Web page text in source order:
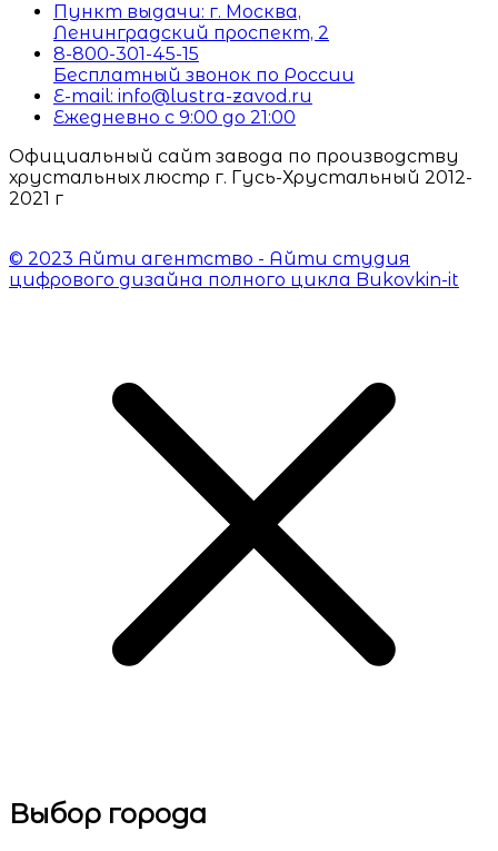
Пункт выдачи: г. Москва,
Ленинградский проспект, 2
8-800-301-45-15
Бесплатный звонок по России
E-mail: info@lustra-zavod.ru
Ежедневно с 9:00 до 21:00
Официальный сайт завода по производству
хрустальных люстр г. Гусь-Хрустальный 2012-
2021 г
© 2023 Айти агентство - Айти студия
цифрового дизайна полного цикла Bukovkin-it
Выбор города